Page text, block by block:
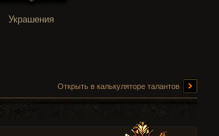
Украшения
Открыть в калькуляторе талантов